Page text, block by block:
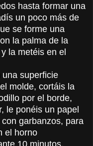
hasta formar una
un poco más de
se forme una
la palma de la
la metéis en el
superficie
molde, cortáis la
por el borde,
le ponéis un papel
garbanzos, para
el horno
10 minutos.